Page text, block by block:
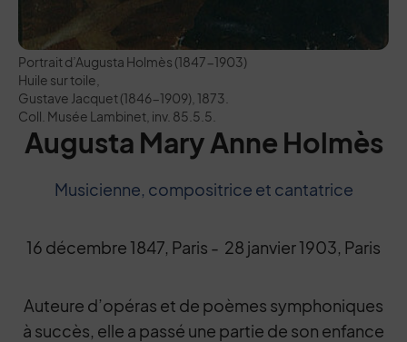
Portrait d’Augusta Holmès (1847-1903)
Huile sur toile,
Gustave Jacquet (1846-1909), 1873.
Coll. Musée Lambinet, inv. 85.5.5.
Augusta Mary Anne Holmès
Musicienne, compositrice et cantatrice
16 décembre 1847, Paris - 28 janvier 1903, Paris
Auteure d’opéras et de poèmes symphoniques
à succès, elle a passé une partie de son enfance